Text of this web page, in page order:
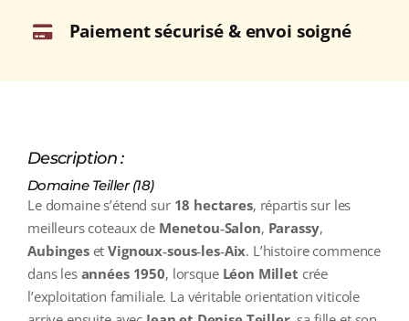
Paiement sécurisé & envoi soigné
Description :
Domaine Teiller (18)
Le domaine s’étend sur 18 hectares, répartis sur les
meilleurs coteaux de Menetou‑Salon, Parassy,
AubingesetVignoux‑sous‑les‑Aix. L’histoire commence
dans les années 1950, lorsque Léon Millet crée
l’exploitation familiale. La véritable orientation viticole